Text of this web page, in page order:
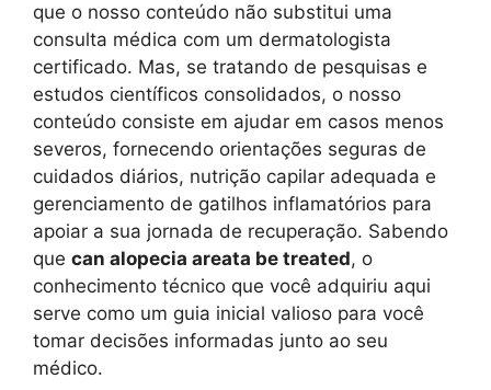
que o nosso conteúdo não substitui uma
consulta médica com um dermatologista
certificado. Mas, se tratando de pesquisas e
estudos científicos consolidados, o nosso
conteúdo consiste em ajudar em casos menos
severos, fornecendo orientações seguras de
cuidados diários, nutrição capilar adequada e
gerenciamento de gatilhos inflamatórios para
apoiar a sua jornada de recuperação. Sabendo
que can alopecia areata be treated, o
conhecimento técnico que você adquiriu aqui
serve como um guia inicial valioso para você
tomar decisões informadas junto ao seu
médico.